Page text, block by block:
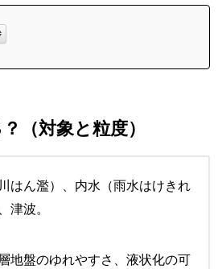
（対象と粒度）
はん濫）、内水（雨水はけきれ
津波。
地盤のゆれやすさ、液状化の可